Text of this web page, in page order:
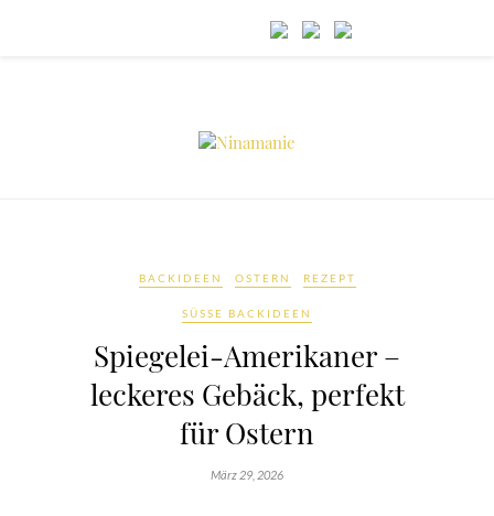
BACKIDEEN OSTERN REZEPT
SÜSSE BACKIDEEN
Spiegelei-Amerikaner –
leckeres Gebäck, perfekt
für Ostern
März 29, 2026